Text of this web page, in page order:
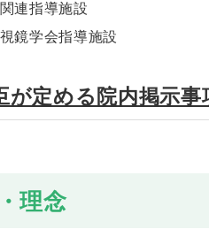
連指導施設
鏡学会指導施設
が定める院内掲示
理念